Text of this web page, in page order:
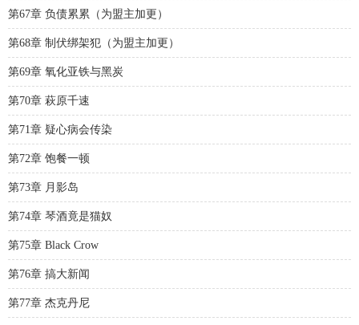
第67章 负债累累（为盟主加更）
第68章 制伏绑架犯（为盟主加更）
第69章 氧化亚铁与黑炭
第70章 萩原千速
第71章 疑心病会传染
第72章 饱餐一顿
第73章 月影岛
第74章 琴酒竟是猫奴
第75章 Black Crow
第76章 搞大新闻
第77章 杰克丹尼